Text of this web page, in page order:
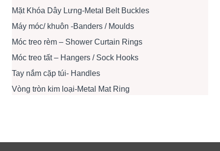
Mặt Khóa Dây Lưng-Metal Belt Buckles
Máy móc/ khuôn -Banders / Moulds
Móc treo rèm – Shower Curtain Rings
Móc treo tất – Hangers / Sock Hooks
Tay nắm cặp túi- Handles
Vòng tròn kim loại-Metal Mat Ring